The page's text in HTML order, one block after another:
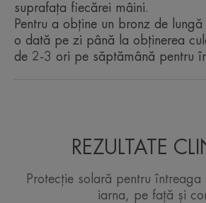
TEXTURA
Svěží, nelepivý saténový gel.
Jemná parfemace
suprafața fiecărei mâini.
Pentru a obține un bronz de
o dată pe zi până la obținerea
de 2-3 ori pe săptămână pentru
REZULTATE
Protecție solară pentru
iarna, pe față și